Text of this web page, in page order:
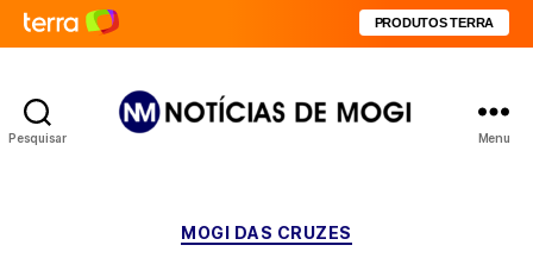
PRODUTOS TERRA
Pesquisar Menu
Categorias
MOGI DAS CRUZES